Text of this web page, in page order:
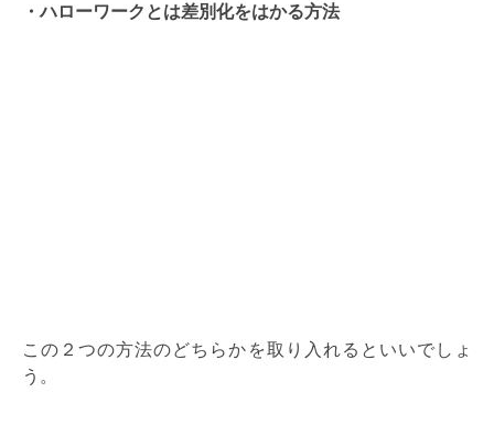
・ハローワークとは差別化をはかる方法
この２つの方法のどちらかを取り入れるといいでしょ
う。